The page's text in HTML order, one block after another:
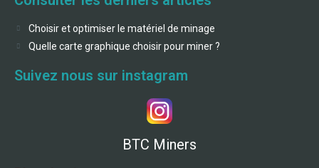
Choisir et optimiser le matériel de minage
Quelle carte graphique choisir pour miner ?
Suivez nous sur instagram
BTC Miners